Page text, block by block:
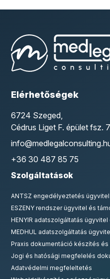
Elérhetőségek
6724 Szeged,
Cédrus Liget F. épület fsz.
+36 30 487 85 75
Szolgáltatások
ANTSZ engedélyeztetés
ESZENY rendszer ügyvitel és
HENYIR adatszolgáltatás
MEDHUL adatszolgáltatás
Praxis dokumentáció készítés és
Jogi és hatósági megfelelés
Adatvédelmi megfeleltetés